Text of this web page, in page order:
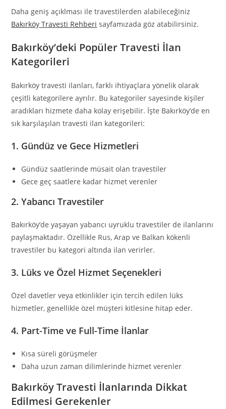
Daha geniş açıklması ile travestilerden alabileceğiniz
Bakırköy Travesti Rehberi sayfamızada göz atabilirsiniz.
Bakırköy’deki Popüler Travesti İlan
Kategorileri
Bakırköy travesti ilanları, farklı ihtiyaçlara yönelik olarak
çeşitli kategorilere ayrılır. Bu kategoriler sayesinde kişiler
aradıkları hizmete daha kolay erişebilir. İşte Bakırköy’de en
sık karşılaşılan travesti ilan kategorileri:
1. Gündüz ve Gece Hizmetleri
Gündüz saatlerinde müsait olan travestiler
Gece geç saatlere kadar hizmet verenler
2.Yabancı Travestiler
Bakırköy’de yaşayan yabancı uyruklu travestiler de ilanlarını
paylaşmaktadır. Özellikle Rus, Arap ve Balkan kökenli
travestiler bu kategori altında ilan verirler.
3. Lüks ve Özel Hizmet Seçenekleri
Özel davetler veya etkinlikler için tercih edilen lüks
hizmetler, genellikle özel müşteri kitlesine hitap eder.
4. Part-Time ve Full-Time İlanlar
Kısa süreli görüşmeler
Daha uzun zaman dilimlerinde hizmet verenler
Bakırköy Travesti İlanlarında Dikkat
Edilmesi Gerekenler